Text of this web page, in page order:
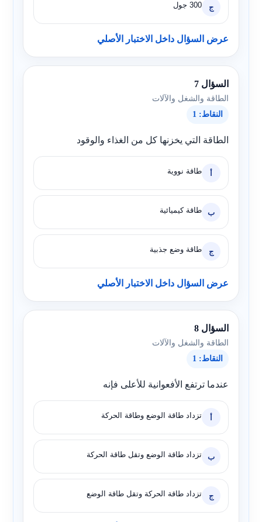
ج 300 جول
عرض السؤال داخل الاختبار الأصلي
السؤال 7
الطاقة والشغل والآلات
النقاط: 1
الطاقة التي يخزنها كل من الغذاء والوقود
أ طاقة نووية
ب طاقة كيميائية
ج طاقة وضع جذبية
عرض السؤال داخل الاختبار الأصلي
السؤال 8
الطاقة والشغل والآلات
النقاط: 1
عندما ترتفع الأفعوانية للأعلى فإنه
أ تزداد طاقة الوضع وطاقة الحركة
ب تزداد طاقة الوضع وتقل طاقة الحركة
ج تزداد طاقة الحركة وتقل طاقة الوضع